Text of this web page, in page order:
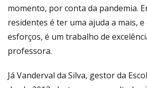
momento, por conta da pandemia.
residentes é ter uma ajuda a mais,
esforços, é um trabalho de
professora.
Já Vanderval da Silva, gestor da